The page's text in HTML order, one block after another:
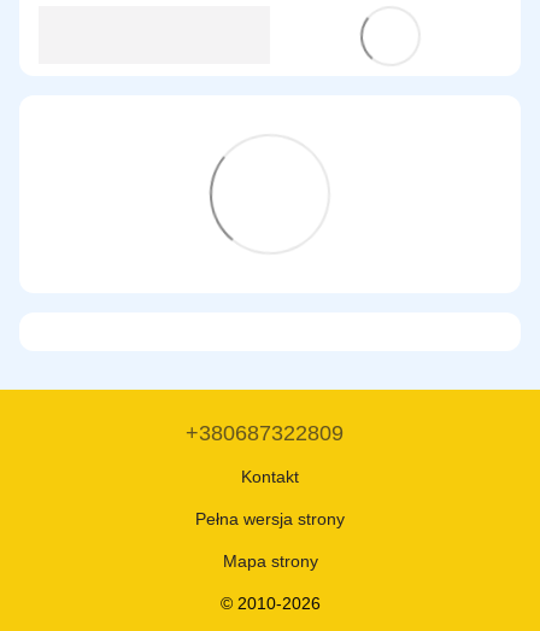
+380687322809
Kontakt
Pełna wersja strony
Mapa strony
© 2010-2026